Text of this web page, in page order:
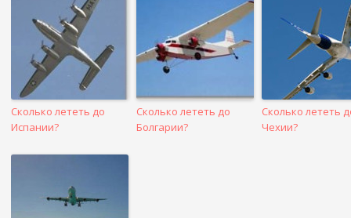
Сколько лететь до
Испании?
Сколько лететь до
Болгарии?
Сколько лететь
Чехии?